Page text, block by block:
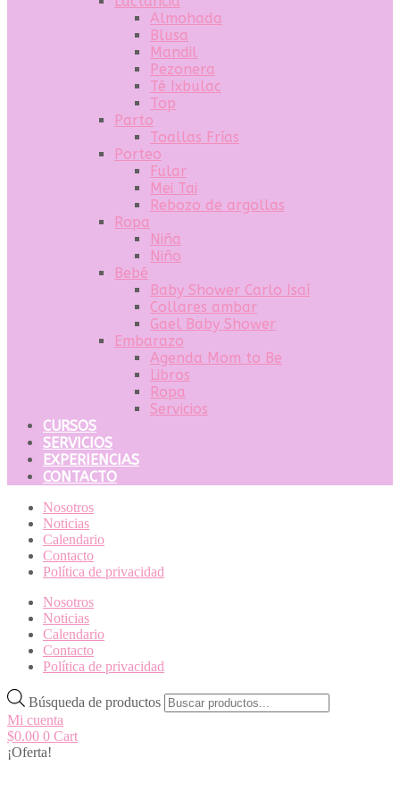
Almohada
Blusa
Mandil
Pezonera
Té Ixbulac
Top
Parto
Toallas Frías
Porteo
Fular
Mei Tai
Rebozo de argollas
Ropa
Niña
Niño
Bebé
Baby Shower Carlo Isaí
Collares ambar
Gael Baby Shower
Embarazo
Agenda Mom to Be
Libros
Ropa
Servicios
CURSOS
SERVICIOS
EXPERIENCIAS
CONTACTO
Nosotros
Noticias
Calendario
Contacto
Política de privacidad
Nosotros
Noticias
Calendario
Contacto
Política de privacidad
Búsqueda de productos
Mi cuenta
$0.00 0 Cart
¡Oferta!